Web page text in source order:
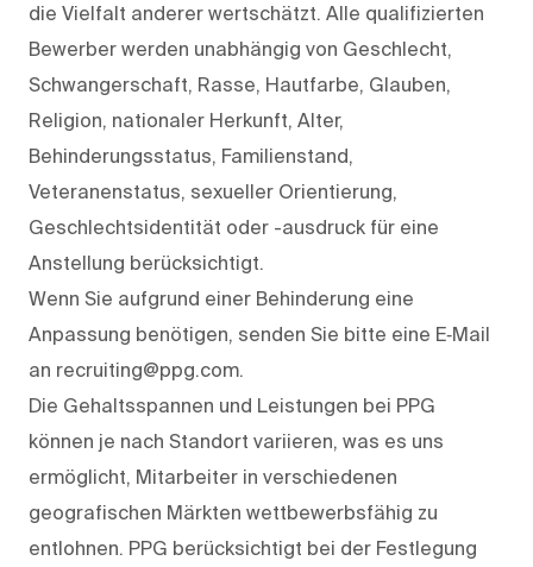
die Vielfalt anderer wertschätzt. Alle qualifizierten
Bewerber werden unabhängig von Geschlecht,
Schwangerschaft, Rasse, Hautfarbe, Glauben,
Religion, nationaler Herkunft, Alter,
Behinderungsstatus, Familienstand,
Veteranenstatus, sexueller Orientierung,
Geschlechtsidentität oder -ausdruck für eine
Anstellung berücksichtigt.
Wenn Sie aufgrund einer Behinderung eine
Anpassung benötigen, senden Sie bitte eine E‑Mail
an recruiting@ppg.com.
Die Gehaltsspannen und Leistungen bei PPG
können je nach Standort variieren, was es uns
ermöglicht, Mitarbeiter in verschiedenen
geografischen Märkten wettbewerbsfähig zu
entlohnen. PPG berücksichtigt bei der Festlegung